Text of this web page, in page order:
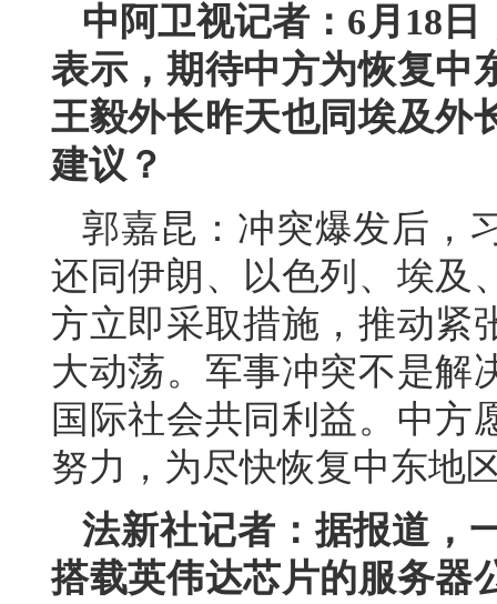
中阿卫视记者：6月18
表示，期待中方为恢复中
王毅外长昨天也同埃及外
建议？
郭嘉昆：冲突爆发后，
还同伊朗、以色列、埃及
方立即采取措施，推动紧
大动荡。军事冲突不是解
国际社会共同利益。中方
努力，为尽快恢复中东地
法新社记者：据报道，
搭载英伟达芯片的服务器